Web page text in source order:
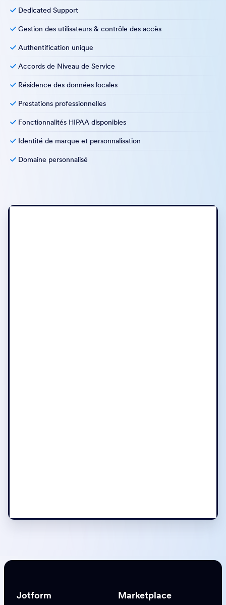
Dedicated Support
Gestion des utilisateurs & contrôle des accès
Authentification unique
Accords de Niveau de Service
Résidence des données locales
Prestations professionnelles
Fonctionnalités HIPAA disponibles
Identité de marque et personnalisation
Domaine personnalisé
Jotform Marketplace